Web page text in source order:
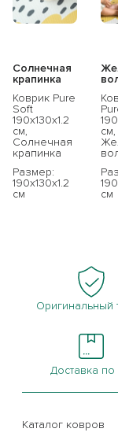
Солнечная
крапинка
Коврик Pure
Soft
190x130x1.2
см,
Солнечная
крапинка
Размер:
190x130x1.2
см
см,
см
Оригинальный
Доставка
Каталог ковров